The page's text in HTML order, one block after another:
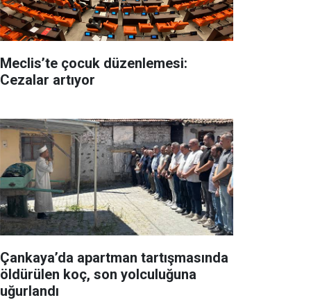
Meclis’te çocuk düzenlemesi:
Cezalar artıyor
Çankaya’da apartman tartışmasında
öldürülen koç, son yolculuğuna
uğurlandı